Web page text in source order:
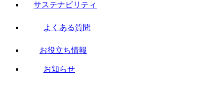
サステナビリティ
よくある質問
お役立ち情報
お知らせ